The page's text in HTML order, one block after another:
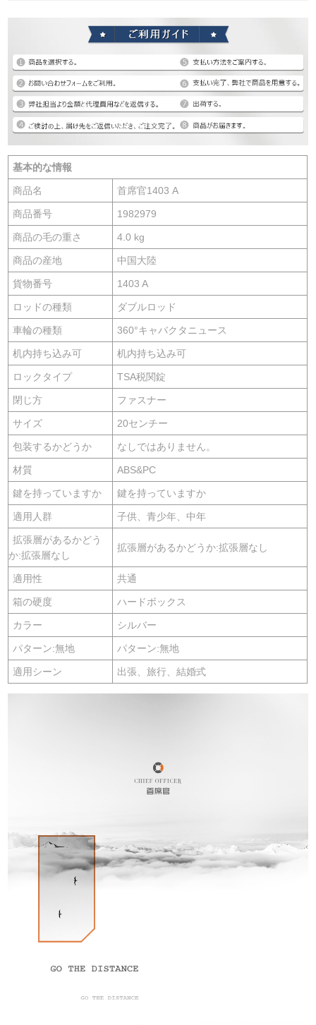
基本的な情報
商品名 首席官1403 A
商品番号 1982979
商品の毛の重さ 4.0 kg
商品の産地 中国大陸
貨物番号 1403 A
ロッドの種類 ダブルロッド
車輪の種類 360°キャバクタニュース
机内持ち込み可 机内持ち込み可
ロックタイプ TSA税関錠
閉じ方 ファスナー
サイズ 20センチー
包装するかどうか なしではありません。
材質 ABS&PC
鍵を持っていますか 鍵を持っていますか
適用人群 子供、青少年、中年
拡張層があるかどう
か:拡張層なし
拡張層があるかどうか:拡張層なし
適用性 共通
箱の硬度 ハードボックス
カラー シルバー
パターン:無地 パターン:無地
適用シーン 出張、旅行、結婚式